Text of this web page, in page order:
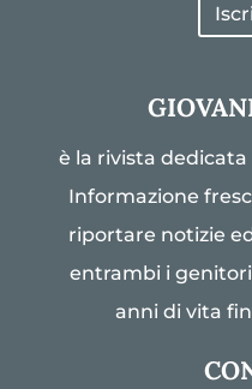
è la rivista dedicata
Informazione
riportare notizie
entrambi i
anni di vita